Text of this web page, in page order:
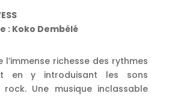
: Koko Dembélé
l’immense richesse des rythmes
en y introduisant les sons
Une musique inclassable